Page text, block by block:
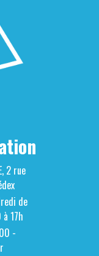
2 rue
de
17h
-